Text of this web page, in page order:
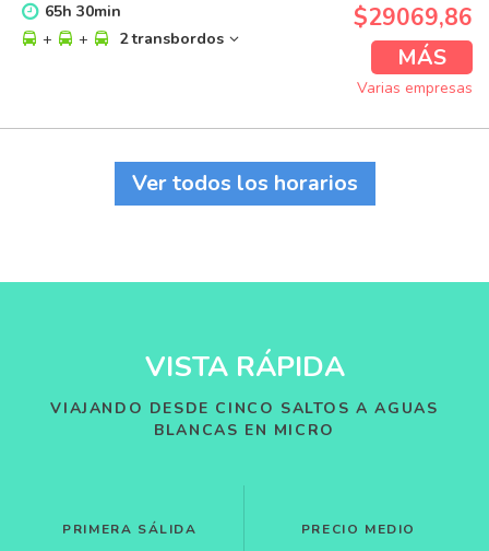
65h 30min
+
+ 2 transbordos
$29069,86
MÁS
Varias empresas
Ver todos los horarios
VISTA RÁPIDA
VIAJANDO DESDE CINCO SALTOS A AGUAS
BLANCAS EN MICRO
PRIMERA SÁLIDA PRECIO MEDIO